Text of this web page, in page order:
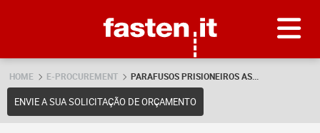
HOME E-PROCUREMENT PARAFUSOS PRISIONEIROS AS...
ENVIE A SUA SOLICITAÇÃO DE ORÇAMENTO